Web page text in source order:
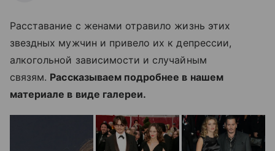
Расставание с женами отравило жизнь этих
звездных мужчин и привело их к депрессии,
алкогольной зависимости и случайным
связям. Рассказываем подробнее в нашем
материале в виде галереи.